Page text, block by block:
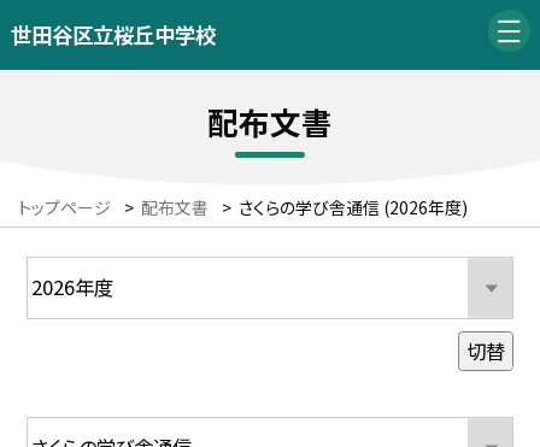
世田谷区立桜丘中学校
配布文書
トップページ > 配布文書 > さくらの学び舎通信 (2026年度)
切替